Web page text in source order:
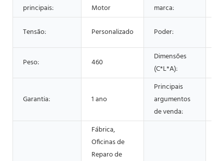
principais:
Motor
marca:
Tensão: Personalizado Poder:
Peso: 460
Dimensões
(C*L*A):
Garantia: 1 ano
Principais
argumentos
de venda:
Fábrica,
Oficinas de
Reparo de